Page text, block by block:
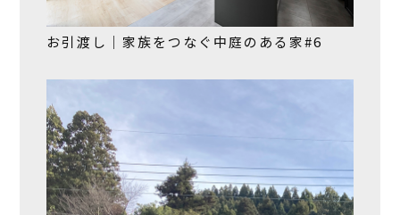
お引渡し｜家族をつなぐ中庭のある家#6